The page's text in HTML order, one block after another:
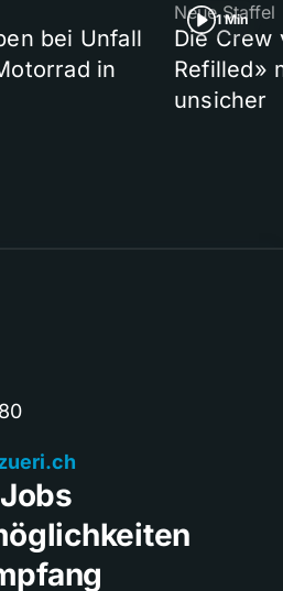
bei Unfall
in
1 Min
Neue Staffel
Die Crew
Refilled»
unsicher
Jobs